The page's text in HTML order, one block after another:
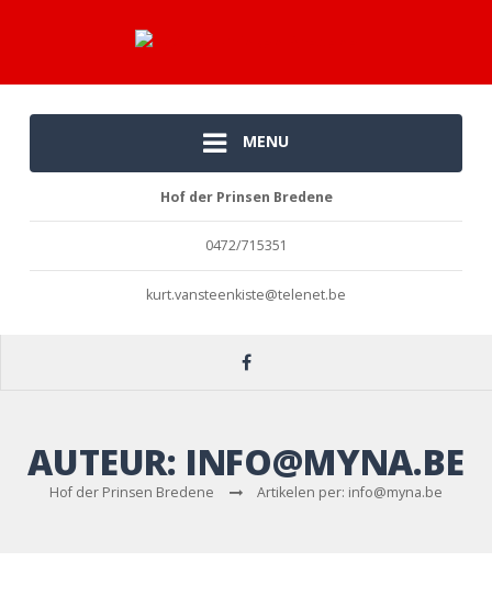
MENU
Hof der Prinsen Bredene
0472/715351
kurt.vansteenkiste@telenet.be
AUTEUR: INFO@MYNA.BE
Hof der Prinsen Bredene Artikelen per: info@myna.be